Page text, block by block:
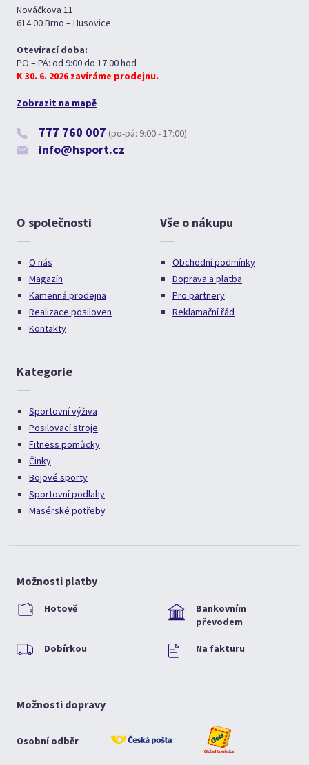
Nováčkova 11
614 00 Brno – Husovice
Otevírací doba:
PO – PÁ: od 9:00 do 17:00 hod
K 30. 6. 2026 zavíráme prodejnu.
Zobrazit na mapě
777 760 007 (po-pá: 9:00 - 17:00)
info@hsport.cz
O společnosti
O nás
Magazín
Kamenná prodejna
Realizace posiloven
Kontakty
Vše o nákupu
Obchodní podmínky
Doprava a platba
Pro partnery
Reklamační řád
Kategorie
Sportovní výživa
Posilovací stroje
Fitness pomůcky
Činky
Bojové sporty
Sportovní podlahy
Masérské potřeby
Možnosti platby
Hotově
Bankovním
převodem
Dobírkou Na fakturu
Možnosti dopravy
Osobní odběr